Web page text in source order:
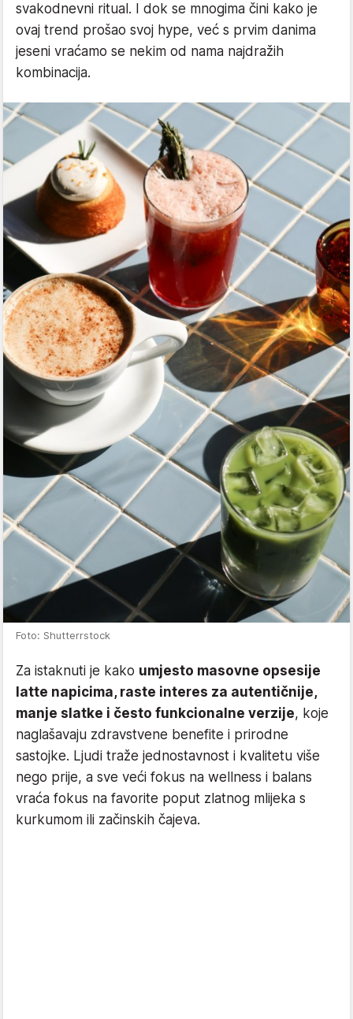
svakodnevni ritual. I dok se mnogima čini kako je
ovaj trend prošao svoj hype, već s prvim danima
jeseni vraćamo se nekim od nama najdražih
kombinacija.
Foto: Shutterrstock
Za istaknuti je kako umjesto masovne opsesije
latte napicima, raste interes za autentičnije,
manje slatke i često funkcionalne verzije, koje
naglašavaju zdravstvene benefite i prirodne
sastojke. Ljudi traže jednostavnost i kvalitetu više
nego prije, a sve veći fokus na wellness i balans
vraća fokus na favorite poput zlatnog mlijeka s
kurkumom ili začinskih čajeva.